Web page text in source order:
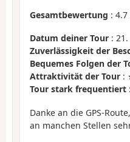
Gesamtbewertung : 4.7
Datum deiner Tour :
Zuverlässigkeit der
Bequemes Folgen der
Attraktivität der Tour :
Tour stark frequentiert
Danke an die GPS-
an manchen Stellen